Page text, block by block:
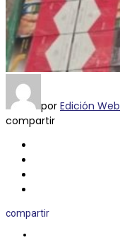
por Edición Web
compartir
compartir